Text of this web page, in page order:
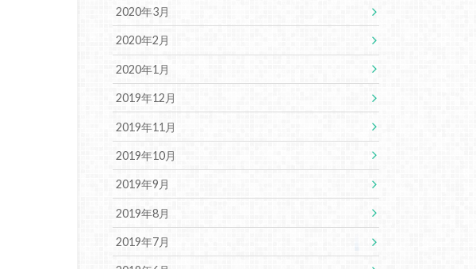
2020年3月
2020年2月
2020年1月
2019年12月
2019年11月
2019年10月
2019年9月
2019年8月
2019年7月